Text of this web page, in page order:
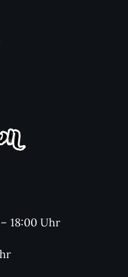
18:00 Uhr